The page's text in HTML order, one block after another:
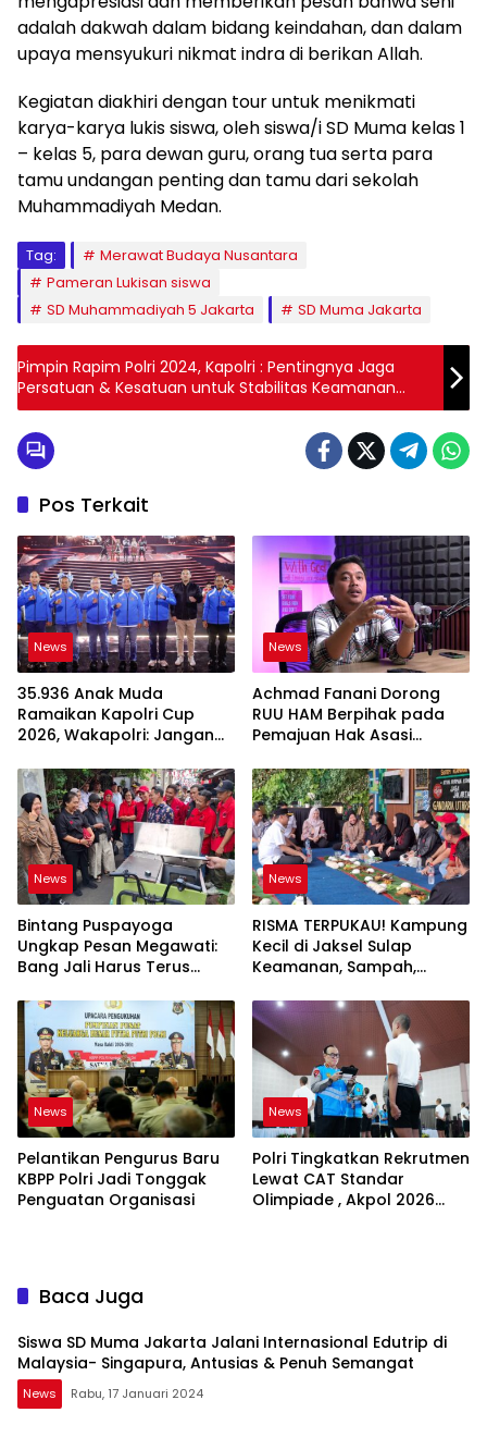
adalah dakwah dalam bidang keindahan, dan dalam
upaya mensyukuri nikmat indra di berikan Allah.
Kegiatan diakhiri dengan tour untuk menikmati
karya-karya lukis siswa, oleh siswa/i SD Muma kelas 1
– kelas 5, para dewan guru, orang tua serta para
tamu undangan penting dan tamu dari sekolah
Muhammadiyah Medan.
Tag:
Merawat Budaya Nusantara
Pameran Lukisan siswa
SD Muhammadiyah 5 Jakarta
SD Muma Jakarta
Pimpin Rapim Polri 2024, Kapolri : Pentingnya Jaga
Persatuan & Kesatuan untuk Stabilitas Keamanan
Nasional
Pos Terkait
News
35.936 Anak Muda
Ramaikan Kapolri Cup
2026, Wakapolri: Jangan
News
Achmad Fanani Dorong
RUU HAM Berpihak pada
Pemajuan Hak Asasi
News
Bintang Puspayoga
Ungkap Pesan Megawati:
Bang Jali Harus Terus
Dikembangkan
News
RISMA TERPUKAU! Kampung
Kecil di Jaksel Sulap
Keamanan, Sampah,
Jadi Satu Sistem
News
Pelantikan Pengurus Baru
KBPP Polri Jadi Tonggak
Penguatan Organisasi
News
Polri Tingkatkan Rekrutmen
Lewat CAT Standar
Olimpiade , Akpol 2026
Baca Juga
Siswa SD Muma Jakarta Jalani Internasional Edutrip di
Malaysia- Singapura, Antusias & Penuh Semangat
News Rabu, 17 Januari 2024